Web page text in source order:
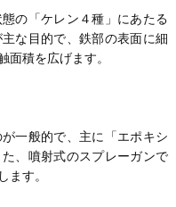
の「ケレン４種」にあたる
な目的で、鉄部の表面に細
面積を広げます。
一般的で、主に「エポキシ
、噴射式のスプレーガンで
ます。